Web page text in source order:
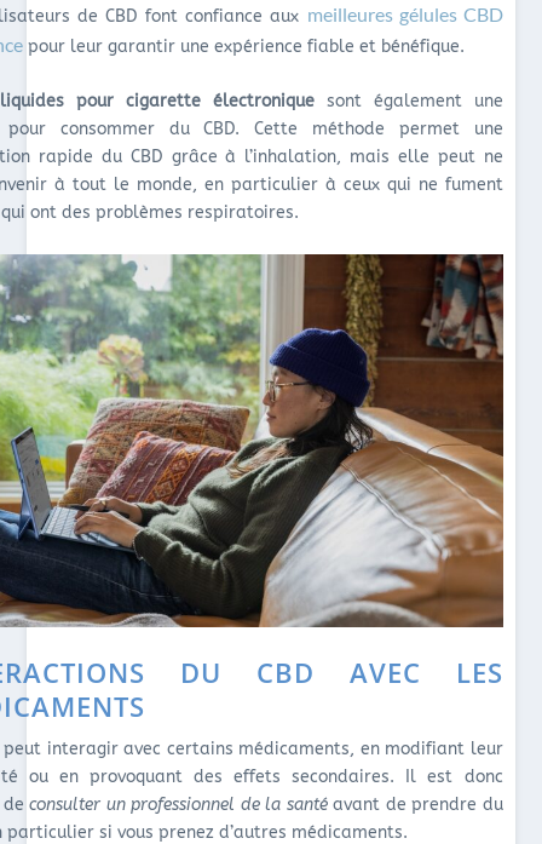
de CBD font confiance aux meilleures gélules CBD
pour leur garantir une expérience fiable et bénéfique.
pour cigarette électroniquesont également une
pour consommer du CBD. Cette méthode permet une
rapide du CBD grâce à l’inhalation, mais elle peut ne
à tout le monde, en particulier à ceux qui ne fument
ont des problèmes respiratoires.
DU CBD AVEC LES
interagir avec certains médicaments, en modifiant leur
ou en provoquant des effets secondaires. Il est donc
deconsulter un professionnel de la santéavant de prendre du
particulier si vous prenez d’autres médicaments.